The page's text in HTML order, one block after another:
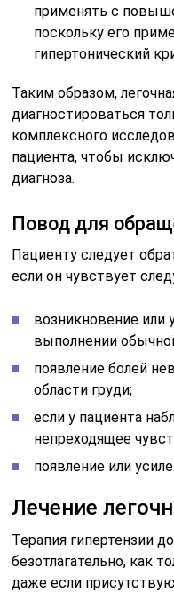
применять с
поскольку его
гипертонический
Таким образом,
диагностироваться
комплексного
пациента, чтобы
диагноза.
Повод для
Пациенту следует
если он чувствует
возникновение или
выполнении
появление болей
области груди;
если у пациента
непреходящее
появление или
Лечение
Терапия гипертензии
безотлагательно, как
даже если